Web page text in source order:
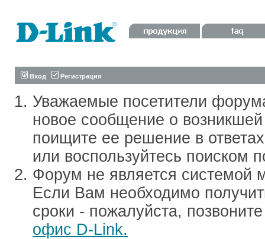
Вход Регистрация
Уважаемые посетители
новое сообщение о
поищите ее решение в
или воспользуйтесь поиском
Форум не является системой
Если Вам необходимо
сроки - пожалуйста,
офис D-Link.